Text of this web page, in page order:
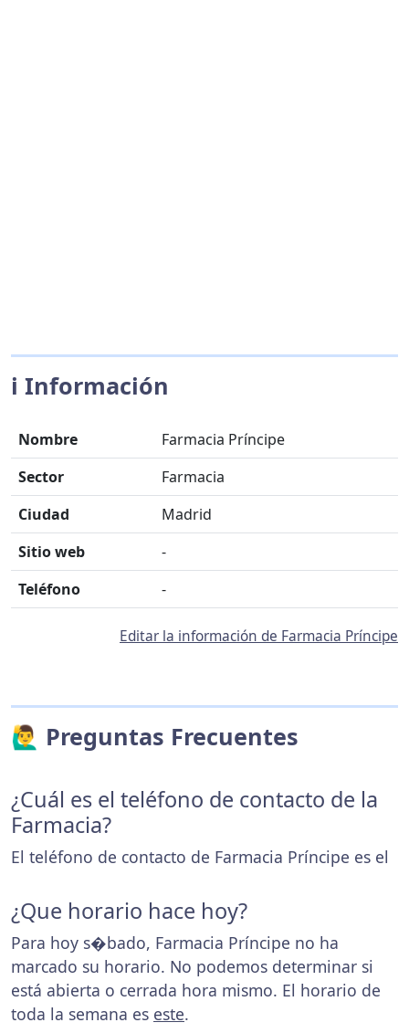
ℹ️ Información
Nombre
Farmacia Príncipe
Sector
Farmacia
Ciudad
Madrid
Sitio web
-
Teléfono
-
Editar la información de Farmacia Príncipe
🙋‍♂️ Preguntas Frecuentes
¿Cuál es el teléfono de contacto de la
Farmacia?
El teléfono de contacto de Farmacia Príncipe es el
¿Que horario hace hoy?
Para hoy s�bado, Farmacia Príncipe no ha
marcado su horario. No podemos determinar si
está abierta o cerrada hora mismo. El horario de
toda la semana es este.